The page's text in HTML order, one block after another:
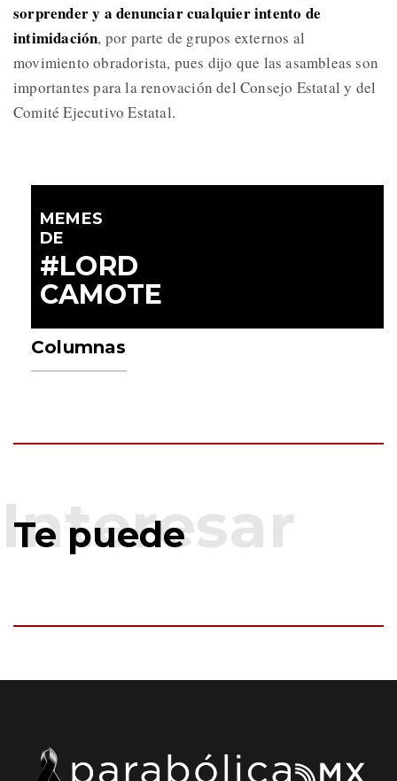
sorprender y a denunciar cualquier intento de
intimidación, por parte de grupos externos al
movimiento obradorista, pues dijo que las asambleas son
importantes para la renovación del Consejo Estatal y del
Comité Ejecutivo Estatal.
MEMES
DE
#LORD
CAMOTE
Columnas
Te puede